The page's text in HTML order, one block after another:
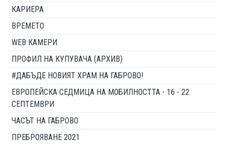
КАРИЕРА
ВРЕМЕТО
WEB КАМЕРИ
ПРОФИЛ НА КУПУВАЧА (АРХИВ)
#ДАБЪДЕ НОВИЯТ ХРАМ НА ГАБРОВО!
ЕВРОПЕЙСКА СЕДМИЦА НА МОБИЛНОСТТА - 16 - 22
СЕПТЕМВРИ
ЧАСЪТ НА ГАБРОВО
ПРЕБРОЯВАНЕ 2021